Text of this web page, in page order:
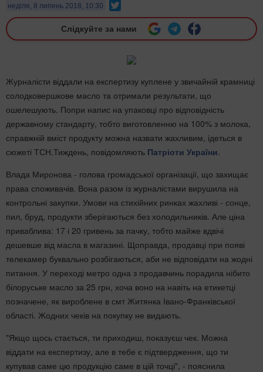
неділя, 8 липень 2018, 10:30
Слідкуйте за нами
Журналісти віддали на експертизу куплене у звичайній крамниці
солодковершкове масло та отримали результати, що
ошелешують. Попри напис на упаковці про відповідність
державному стандарту, тобто виготовленню на 100% з молока,
справжній вміст продукту можна назвати жахливим, ідеться в
сюжеті ТСН.Тиждень, повідомляють Патріоти України.
Влада Миронова - голова громадської організації, що захищає
права споживачів. Вона разом із журналістами вирушила на
контрольні закупки. Умови на стихійних ринках жахливі - сонце,
пил, бруд, продукти зберігаються без холодильників. Але ціна
приваблива: 17 і 20 гривень за пачку, тобто майже вдвічі
дешевше від масла в магазині. Щоправда, продавці при появі
телекамер буквально розбігаються, аби не відповідати на жодні
питання. У переході метро одна з продавчинь порадила нібито
білоруське масло за 25 грн, хоча воно на навіть на етикетці
позначене, як вироблене в смт Житянка Івано-Франківської
області. Жодних чеків на покупку не видають.
"Якщо щось стається, ти приходиш, показуєш чек. Можна
віддати на експертизу, але в тебе є підтвердження, що ти
купував саме цю продукцію саме в цій точці", - пояснила